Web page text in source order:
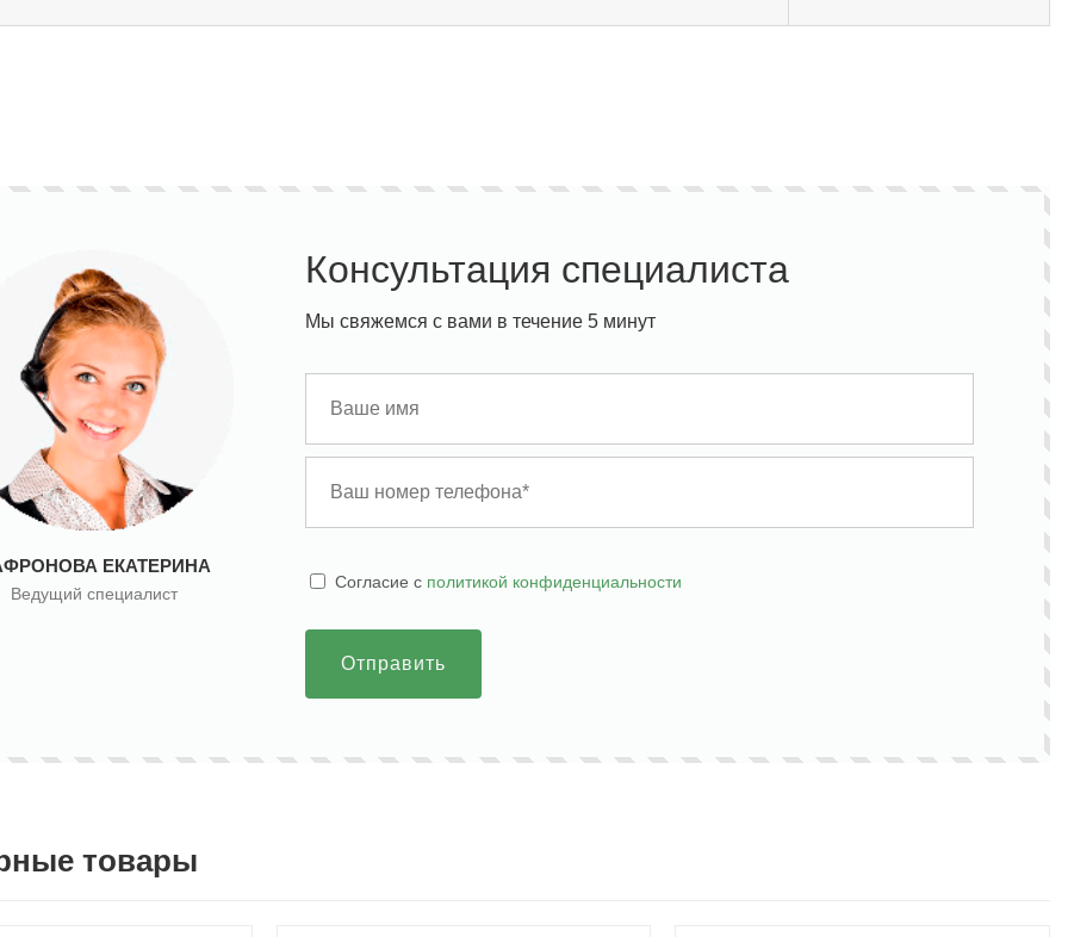
ЕКАТЕРИНА
Ведущий специалист
Консультация специалиста
Мы свяжемся с вами в течение 5 минут
Cогласие с политикой конфиденциальности
Отправить
товары